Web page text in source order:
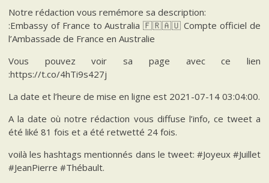
Notre rédaction vous remémore sa description:
:Embassy of France to Australia 🇫🇷🇦🇺 Compte officiel de
l’Ambassade de France en Australie
Vous pouvez voir sa page avec ce lien
:https://t.co/4hTi9s427j
La date et l’heure de mise en ligne est 2021-07-14 03:04:00.
A la date où notre rédaction vous diffuse l’info, ce tweet a
été liké 81 fois et a été retwetté 24 fois.
voilà les hashtags mentionnés dans le tweet: #Joyeux #Juillet
#JeanPierre #Thébault.